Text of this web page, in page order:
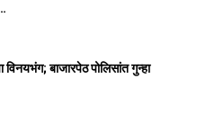
विनयभंग; बाजारपेठ पोलिसांत गुन्हा